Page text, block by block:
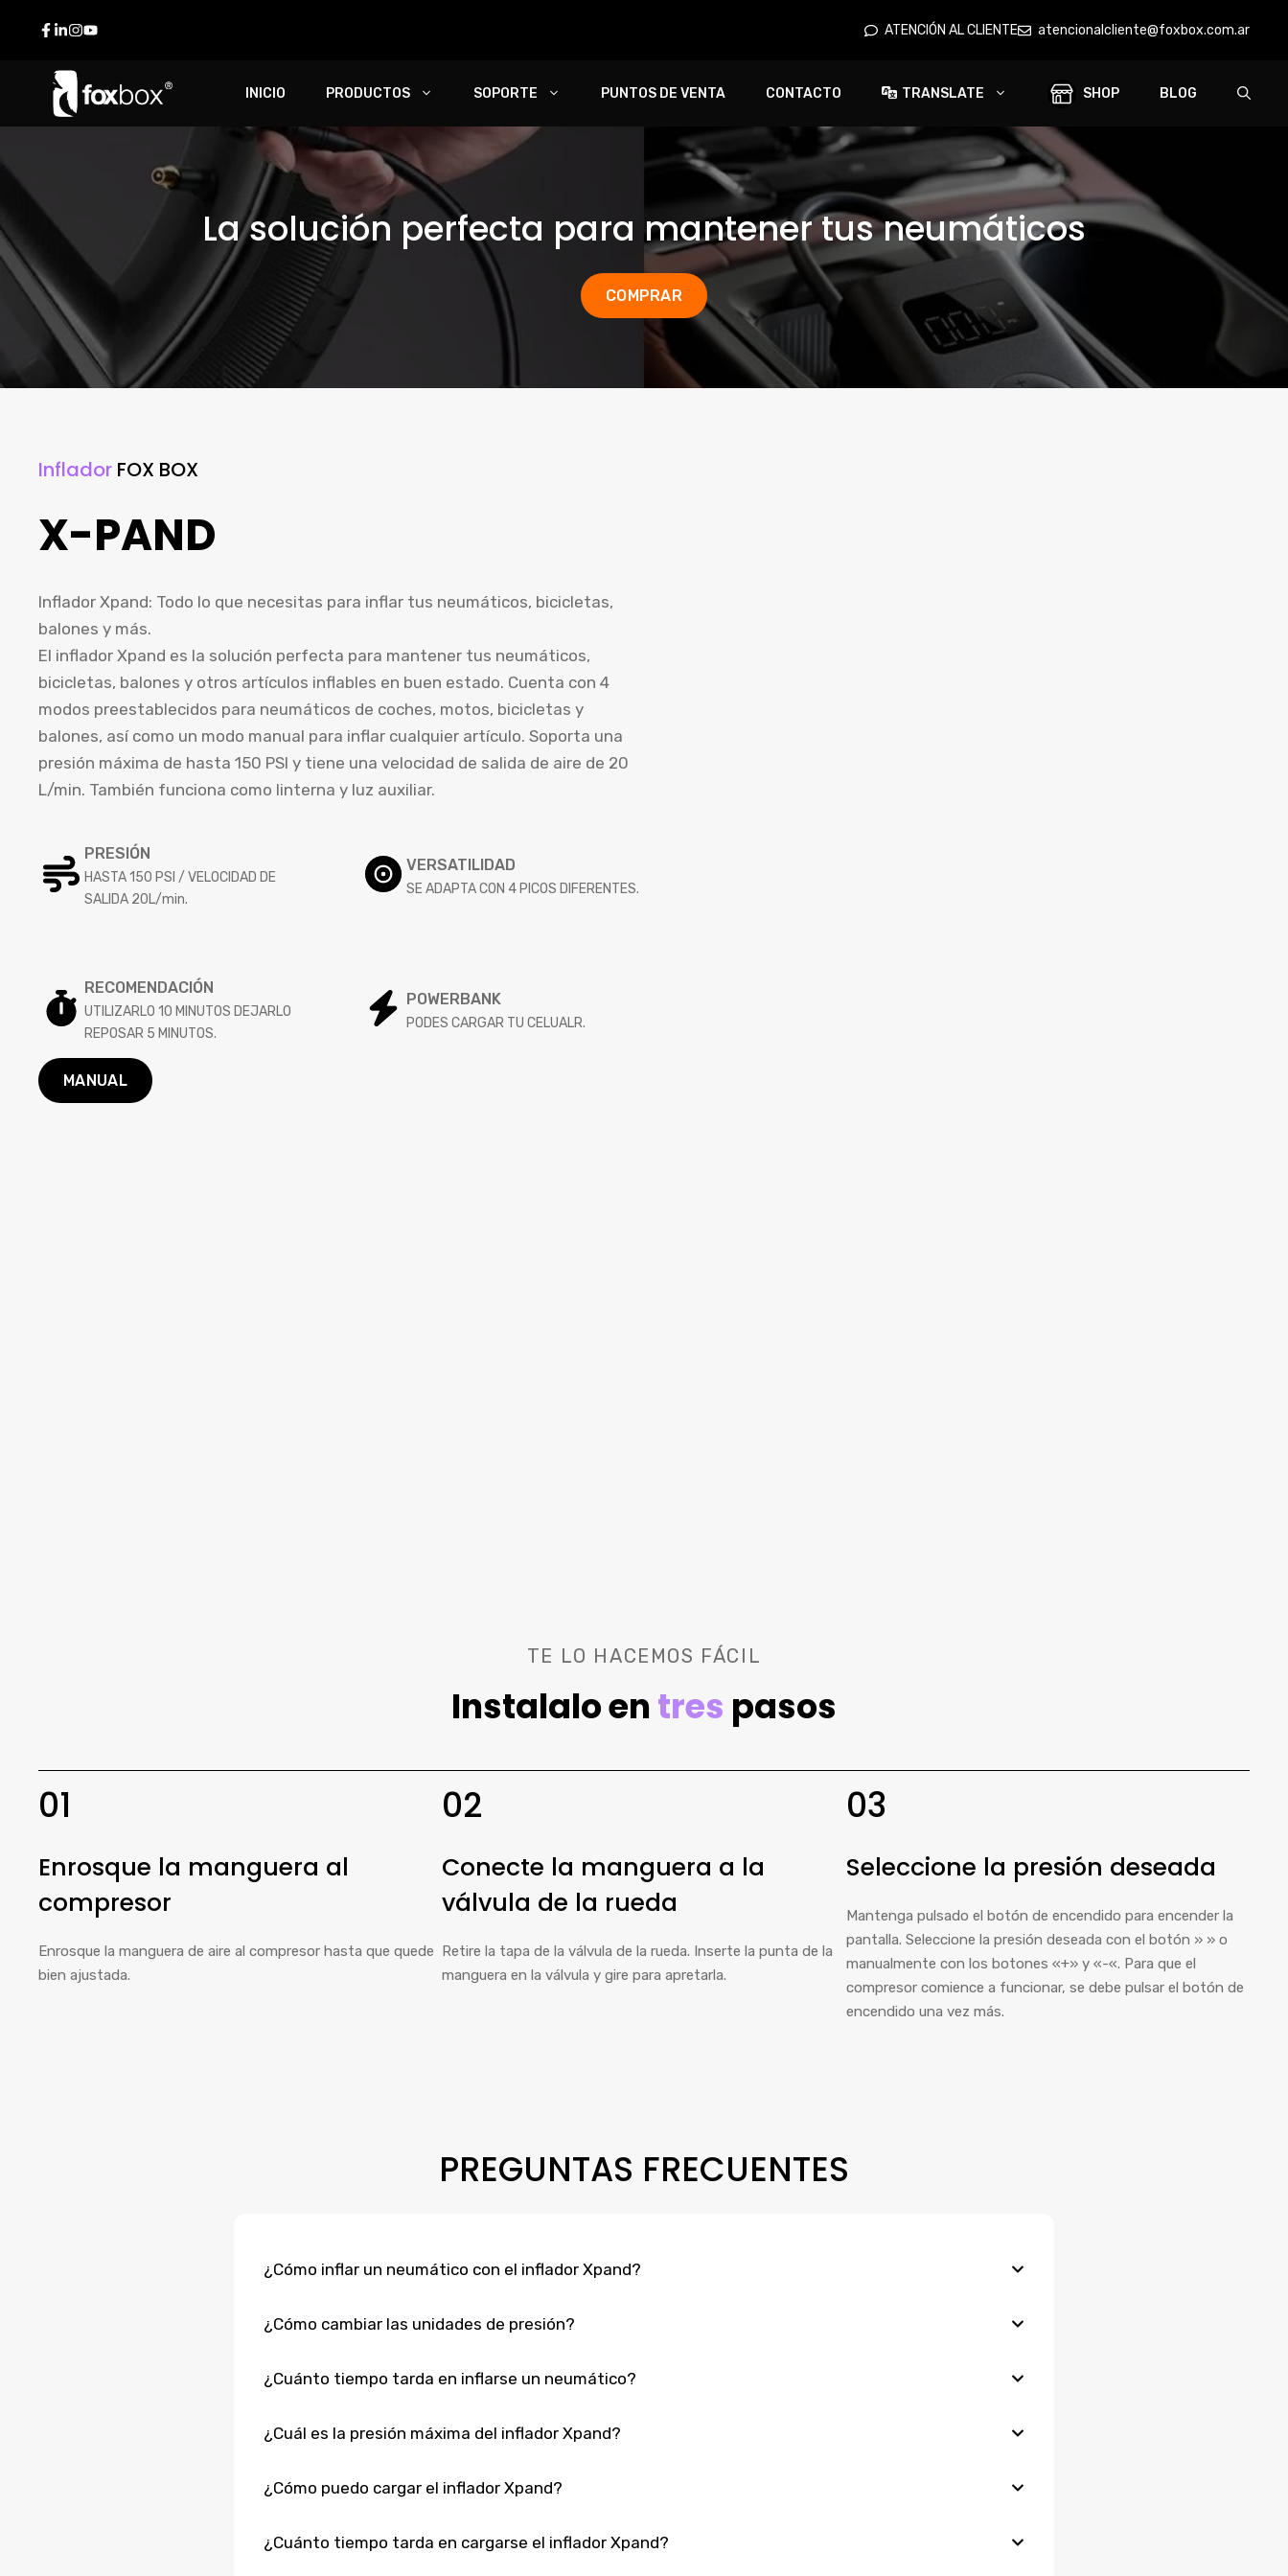
ATENCIÓN AL CLIENTE atencionalcliente@foxbox.com.ar
INICIO PRODUCTOS SOPORTE PUNTOS DE VENTA CONTACTO TRANSLATE SHOP BLOG
La solución perfecta para mantener tus neumáticos
COMPRAR
Inflador FOX BOX
X-PAND
Inflador Xpand: Todo lo que necesitas para inflar tus neumáticos, bicicletas,
balones y más.
El inflador Xpand es la solución perfecta para mantener tus neumáticos,
bicicletas, balones y otros artículos inflables en buen estado. Cuenta con 4
modos preestablecidos para neumáticos de coches, motos, bicicletas y
balones, así como un modo manual para inflar cualquier artículo. Soporta una
presión máxima de hasta 150 PSI y tiene una velocidad de salida de aire de 20
L/min. También funciona como linterna y luz auxiliar.
PRESIÓN
HASTA 150 PSI / VELOCIDAD DE
SALIDA 20L/min.
VERSATILIDAD
SE ADAPTA CON 4 PICOS DIFERENTES.
RECOMENDACIÓN
UTILIZARLO 10 MINUTOS DEJARLO
REPOSAR 5 MINUTOS.
POWERBANK
PODES CARGAR TU CELUALR.
MANUAL
TE LO HACEMOS FÁCIL
Instalalo entres pasos
01
Enrosque la manguera al
compresor
Enrosque la manguera de aire al compresor hasta que quede
bien ajustada.
02
Conecte la manguera a la
válvula de la rueda
Retire la tapa de la válvula de la rueda. Inserte la punta de la
manguera en la válvula y gire para apretarla.
03
Seleccione la presión deseada
Mantenga pulsado el botón de encendido para encender la
pantalla. Seleccione la presión deseada con el botón » » o
manualmente con los botones «+» y «-«. Para que el
compresor comience a funcionar, se debe pulsar el botón de
encendido una vez más.
PREGUNTAS FRECUENTES
¿Cómo inflar un neumático con el inflador Xpand?
¿Cómo cambiar las unidades de presión?
¿Cuánto tiempo tarda en inflarse un neumático?
¿Cuál es la presión máxima del inflador Xpand?
¿Cómo puedo cargar el inflador Xpand?
¿Cuánto tiempo tarda en cargarse el inflador Xpand?